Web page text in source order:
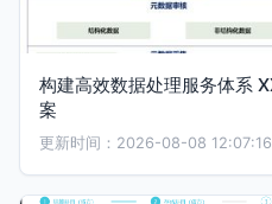
构建高效数据处理服务体系
案
更新时间：2026-08-08 12:07:16